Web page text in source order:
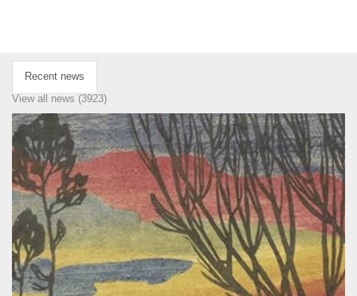
Recent news
View all news (3923)